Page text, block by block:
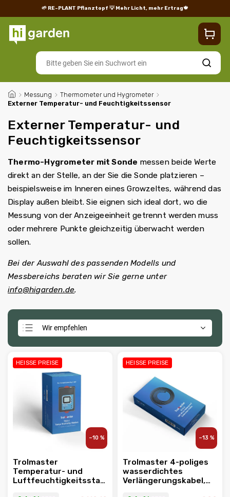
🌱 RE-PLANT Pflanztopf 💡 Mehr Licht, mehr Ertrag🍁
Suchen
/ Messung / Thermometer und Hygrometer /
Externer Temperatur- und Feuchtigkeitssensor
Externer Temperatur- und
Feuchtigkeitssensor
Thermo-Hygrometer mit Sonde messen beide Werte
direkt an der Stelle, an der Sie die Sonde platzieren –
beispielsweise im Inneren eines Growzeltes, während das
Display außen bleibt. Sie eignen sich ideal dort, wo die
Messung von der Anzeigeeinheit getrennt werden muss
oder mehrere Punkte gleichzeitig überwacht werden
sollen.
Bei der Auswahl des passenden Modells und
Messbereichs beraten wir Sie gerne unter
info@higarden.de.
Wir empfehlen
Günstigste
Teuerste
Meistverkauft
Alphabetisch
HEISSE PREISE
–10 %
Trolmaster
Temperatur- und
Luftfeuchtigkeitsstation
HEISSE PREISE
–13 %
Trolmaster 4-poliges
wasserdichtes
Verlängerungskabel,